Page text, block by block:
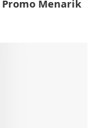
Promo Menarik